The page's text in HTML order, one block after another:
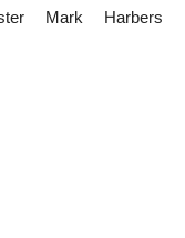
Mark Harbers